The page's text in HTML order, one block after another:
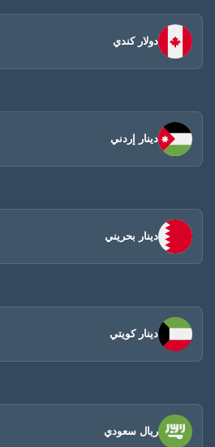
دولار كندي
دينار إردني
دينار بحريني
دينار كويتي
ريال سعودي